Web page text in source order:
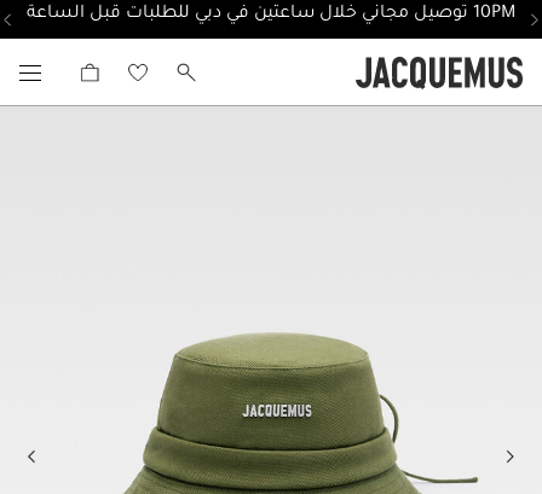
10PM توصيل مجاني خلال ساعتين في دبي للطلبات قبل الساعة